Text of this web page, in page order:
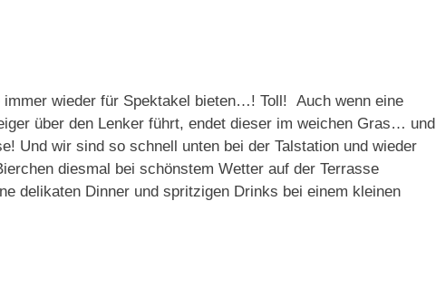
immer wieder für Spektakel bieten…! Toll! Auch wenn eine
über den Lenker führt, endet dieser im weichen Gras… und
Und wir sind so schnell unten bei der Talstation und wieder
diesmal bei schönstem Wetter auf der Terrasse
delikaten Dinner und spritzigen Drinks bei einem kleinen